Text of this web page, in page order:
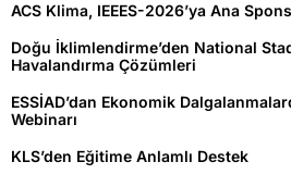
ACS Klima, IEEES-2026’ya Ana
Doğu İklimlendirme’den National
Havalandırma Çözümleri
ESSİAD’dan Ekonomik
Webinarı
KLS’den Eğitime Anlamlı Destek